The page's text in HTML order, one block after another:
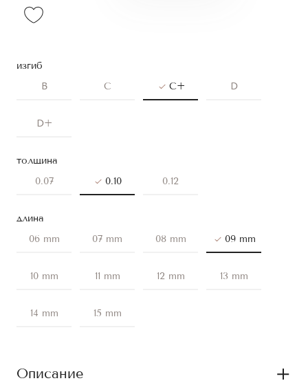
изгиб
B
C C+ D
D+
толщина
0.07
0.10 0.12
длина
06 mm
07 mm 08 mm 09 mm
10 mm 11 mm 12 mm 13 mm
14 mm 15 mm
Описание